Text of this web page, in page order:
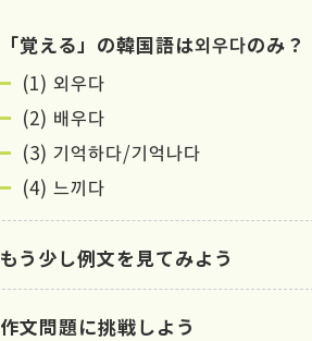
「覚える」の韓国語は외우다のみ？
(1) 외우다
(2) 배우다
(3) 기억하다/기억나다
(4) 느끼다
もう少し例文を見てみよう
作文問題に挑戦しよう